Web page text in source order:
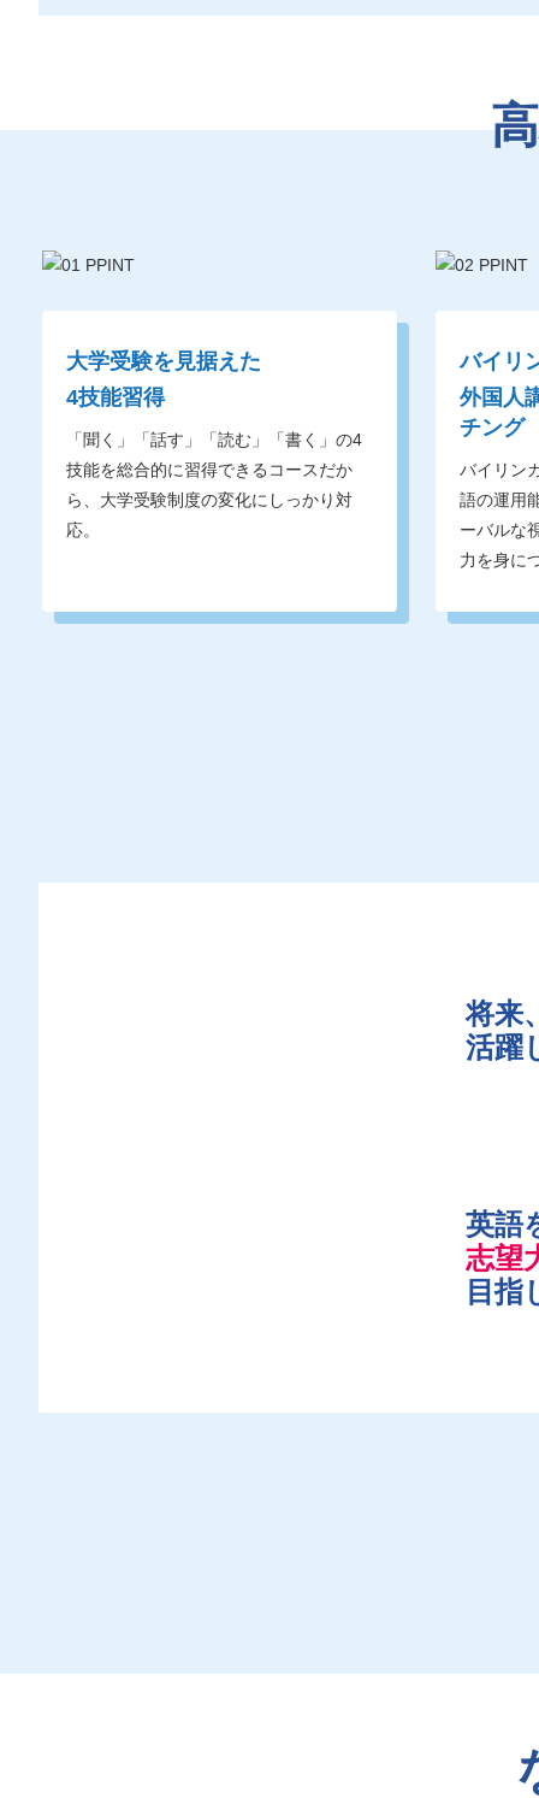
大学受験を見据えた
4技能習得
「聞く」「話す」「読む」「書く」の4
技能を総合的に習得できるコースだか
ら、大学受験制度の変化にしっかり対
応。
バイリ
外国人
チング
バイリン
語の運用
ーバルな
力を身に
将来
活躍
英語
志望
目指